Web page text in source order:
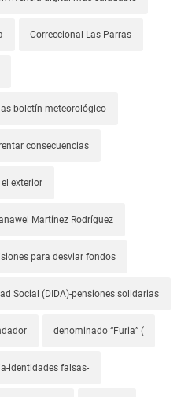
Correccional Las Parras
boletín meteorológico
consecuencias
exterior
Martínez Rodríguez
para desviar fondos
Social (DIDA)-pensiones solidarias
denominado “Furia” (
identidades falsas-